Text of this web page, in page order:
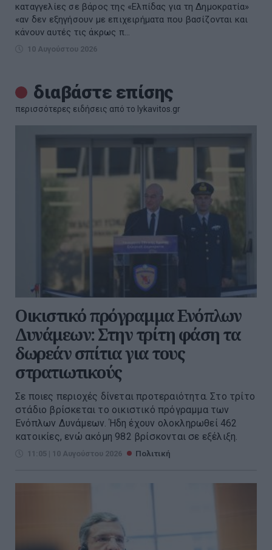
καταγγελίες σε βάρος της «Ελπίδας για τη Δημοκρατία»
«αν δεν εξηγήσουν με επιχειρήματα που βασίζονται και
κάνουν αυτές τις άκρως π...
10 Αυγούστου 2026
διαβάστε επίσης
περισσότερες ειδήσεις από το lykavitos.gr
Οικιστικό πρόγραμμα Ενόπλων
Δυνάμεων: Στην τρίτη φάση τα
δωρεάν σπίτια για τους
στρατιωτικούς
Σε ποιες περιοχές δίνεται προτεραιότητα. Στο τρίτο
στάδιο βρίσκεται το οικιστικό πρόγραμμα των
Ενόπλων Δυνάμεων. Ήδη έχουν ολοκληρωθεί 462
κατοικίες, ενώ ακόμη 982 βρίσκονται σε εξέλιξη.
11:05 | 10 Αυγούστου 2026 Πολιτική